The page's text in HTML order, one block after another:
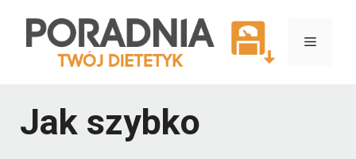
Menu
Jak szybko